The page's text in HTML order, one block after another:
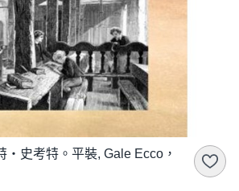
‧史考特。平裝, Gale Ecco，